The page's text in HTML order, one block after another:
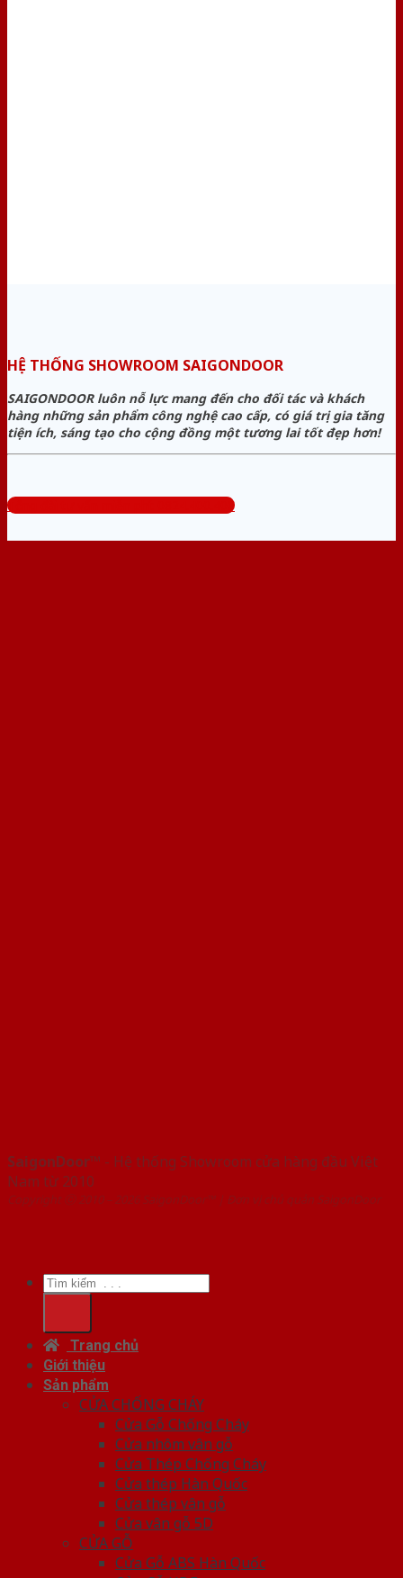
HỆ THỐNG SHOWROOM SAIGONDOOR
SAIGONDOOR luôn nỗ lực mang đến cho đối tác và khách
hàng những sản phẩm công nghệ cao cấp, có giá trị gia tăng
tiện ích, sáng tạo cho cộng đồng một tương lai tốt đẹp hơn!
Tổng đài tư vấn miễn phí: 0824.400.400
SaigonDoor™ - Hệ thống Showroom cửa hàng đầu Việt
Nam từ 2010
Copyright ⓒ 2010 – 2026 SaigonDoor™ | Đơn vị chủ quản SaigonDoor
Tìm
kiếm:
Trang chủ
Giới thiệu
Sản phẩm
CỬA CHỐNG CHÁY
Cửa Gỗ Chống Cháy
Cửa nhôm vân gỗ
Cửa Thép Chống Cháy
Cửa thép Hàn Quốc
Cửa thép vân gỗ
Cửa vân gỗ 5D
CỬA GỖ
Cửa Gỗ ABS Hàn Quốc